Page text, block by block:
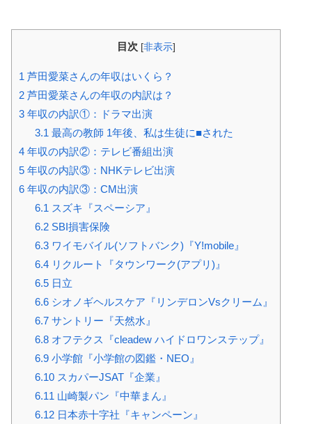
目次 [非表示]
1 芦田愛菜さんの年収はいくら？
2 芦田愛菜さんの年収の内訳は？
3 年収の内訳①：ドラマ出演
3.1 最高の教師 1年後、私は生徒に■された
4 年収の内訳②：テレビ番組出演
5 年収の内訳③：NHKテレビ出演
6 年収の内訳③：CM出演
6.1 スズキ『スペーシア』
6.2SBI損害保険
6.3ワイモバイル(ソフトバンク)『Y!mobile』
6.4リクルート『タウンワーク(アプリ)』
6.5日立
6.6シオノギヘルスケア『リンデロンVsクリーム』
6.7サントリー『天然水』
6.8オフテクス『cleadew ハイドロワンステップ』
6.9小学館『小学館の図鑑・NEO』
6.10スカパーJSAT『企業』
6.11 山崎製パン『中華まん』
6.12日本赤十字社『キャンペーン』